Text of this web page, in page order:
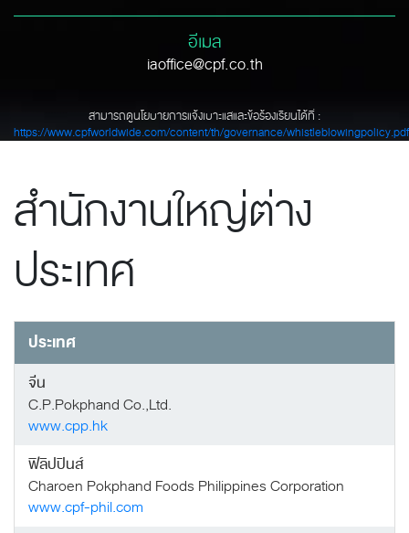
อีเมล
iaoffice@cpf.co.th
สามารถดูนโยบายการแจ้งเบาะแสและข้อร้องเรียนได้ที่ :
https://www.cpfworldwide.com/content/th/governance/whistleblowingpolicy.pdf
สำนักงานใหญ่ต่าง
ประเทศ
ประเทศ
จีน
C.P.Pokphand Co.,Ltd.
www.cpp.hk
ฟิลิปปินส์
Charoen Pokphand Foods Philippines Corporation
www.cpf-phil.com